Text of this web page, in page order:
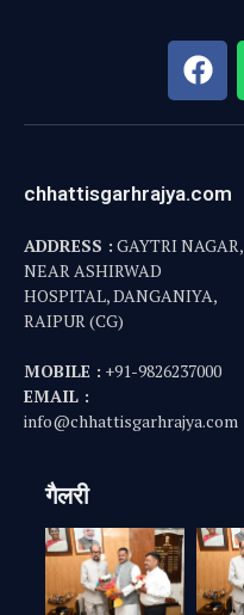
chhattisgarhrajya.com
ADDRESS : GAYTRI NAGAR,
NEAR ASHIRWAD
HOSPITAL, DANGANIYA,
RAIPUR (CG)
MOBILE : +91-9826237000
EMAIL :
info@chhattisgarhrajya.com
गैलरी